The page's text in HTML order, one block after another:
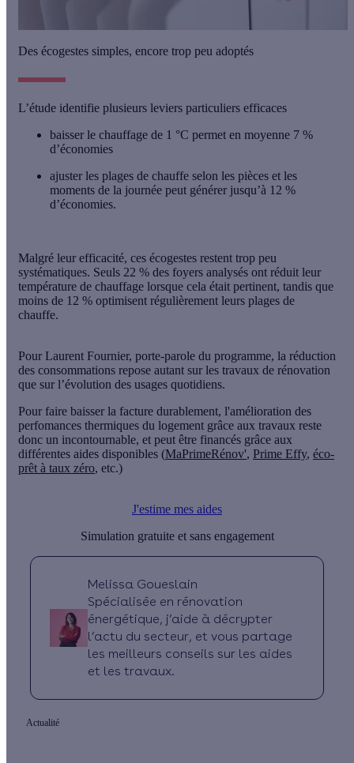
Des écogestes simples, encore trop peu adoptés
L’étude identifie plusieurs leviers particuliers efficaces
baisser le chauffage de 1 °C permet en moyenne 7 %
d’économies
ajuster les plages de chauffe selon les pièces et les
moments de la journée peut générer jusqu’à 12 %
d’économies.
Malgré leur efficacité, ces écogestes restent trop peu
systématiques. Seuls 22 % des foyers analysés ont réduit leur
température de chauffage lorsque cela était pertinent, tandis que
moins de 12 % optimisent régulièrement leurs plages de
chauffe.
Pour Laurent Fournier, porte-parole du programme, la réduction
des consommations repose autant sur les travaux de rénovation
que sur l’évolution des usages quotidiens.
Pour faire baisser la facture durablement, l'amélioration des
perfomances thermiques du logement grâce aux travaux reste
donc un incontournable, et peut être financés grâce aux
différentes aides disponibles (MaPrimeRénov', Prime Effy, éco-
prêt à taux zéro, etc.)
J'estime mes aides
Simulation gratuite et sans engagement
Melissa Goueslain
Spécialisée en rénovation
énergétique, j’aide à décrypter
l’actu du secteur, et vous partage
les meilleurs conseils sur les aides
et les travaux.
Actualité